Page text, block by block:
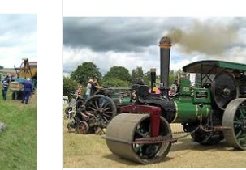
TOEVOEGEN AAN WINKELWAGEN